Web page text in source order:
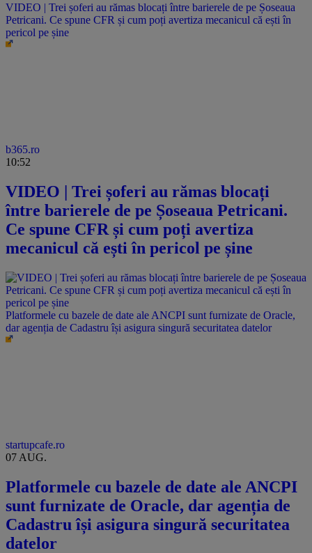
VIDEO | Trei șoferi au rămas blocați între barierele de pe Șoseaua
Petricani. Ce spune CFR și cum poți avertiza mecanicul că ești în
pericol pe șine
b365.ro
10:52
VIDEO | Trei șoferi au rămas blocați
între barierele de pe Șoseaua Petricani.
Ce spune CFR și cum poți avertiza
mecanicul că ești în pericol pe șine
Platformele cu bazele de date ale ANCPI sunt furnizate de Oracle,
dar agenția de Cadastru își asigura singură securitatea datelor
startupcafe.ro
07 AUG.
Platformele cu bazele de date ale ANCPI
sunt furnizate de Oracle, dar agenția de
Cadastru își asigura singură securitatea
datelor